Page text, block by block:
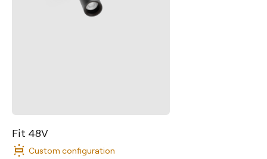
Fit 48V
Custom configuration